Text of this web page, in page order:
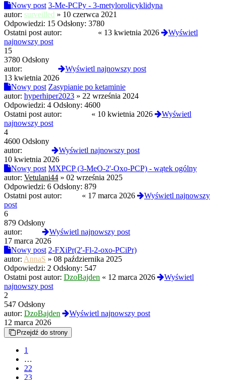
Nowy post 3-Me-PCPy - 3-metylorolicyklidyna
autor: surveilled » 10 czerwca 2021
Odpowiedzi: 15 Odsłony: 3780
Ostatni post autor:
« 13 kwietnia 2026
Wyświetl
najnowszy post
15
3780 Odsłony
autor:
Wyświetl najnowszy post
13 kwietnia 2026
Nowy post Zasypianie po ketaminie
autor: hyperhiper2023 » 22 września 2024
Odpowiedzi: 4 Odsłony: 4600
Ostatni post autor:
« 10 kwietnia 2026
Wyświetl
najnowszy post
4
4600 Odsłony
autor:
Wyświetl najnowszy post
10 kwietnia 2026
Nowy post MXPCP (3-MeO-2'-Oxo-PCP) - wątek ogólny
autor: Vetulani44 » 02 września 2025
Odpowiedzi: 6 Odsłony: 879
Ostatni post autor:
« 17 marca 2026
Wyświetl najnowszy
post
6
879 Odsłony
autor:
Wyświetl najnowszy post
17 marca 2026
Nowy post 2-FXiPr(2'-Fl-2-oxo-PCiPr)
autor: AnnaS » 08 października 2025
Odpowiedzi: 2 Odsłony: 547
Ostatni post autor: DzoBajden « 12 marca 2026
Wyświetl
najnowszy post
2
547 Odsłony
autor: DzoBajden
Wyświetl najnowszy post
12 marca 2026
Przejdź do strony
1
…
22
23